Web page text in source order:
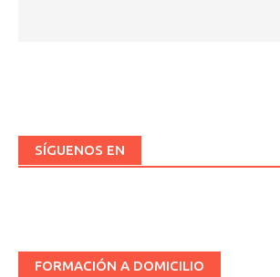
SÍGUENOS EN
FORMACIÓN A DOMICILIO